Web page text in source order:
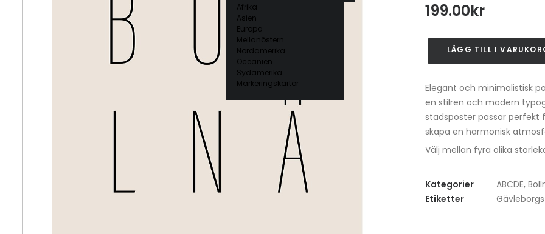
Afrika
Asien
Europa
Mellanöstern
Nordamerika
Oceanien
Sydamerika
Markeringskartor
199.00kr
Bollnäs
Poster
LÄGG TILL I
Elegant och minimalistisk
en stilren och modern
stadsposter passar perfekt
skapa en harmonisk
Välj mellan fyra olika
Kategorier ABCDE,
Etiketter